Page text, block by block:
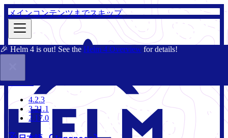
メインコンテンツまでスキップ
🎉 Helm 4 is out! See the Helm 4 Overview for details!
4.2.3
4.2.3
3.21.1
2.17.0